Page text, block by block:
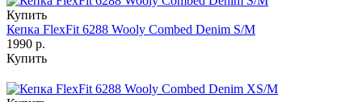
Купить
Кепка FlexFit 6288 Wooly Combed Denim S/M
1990 р.
Купить